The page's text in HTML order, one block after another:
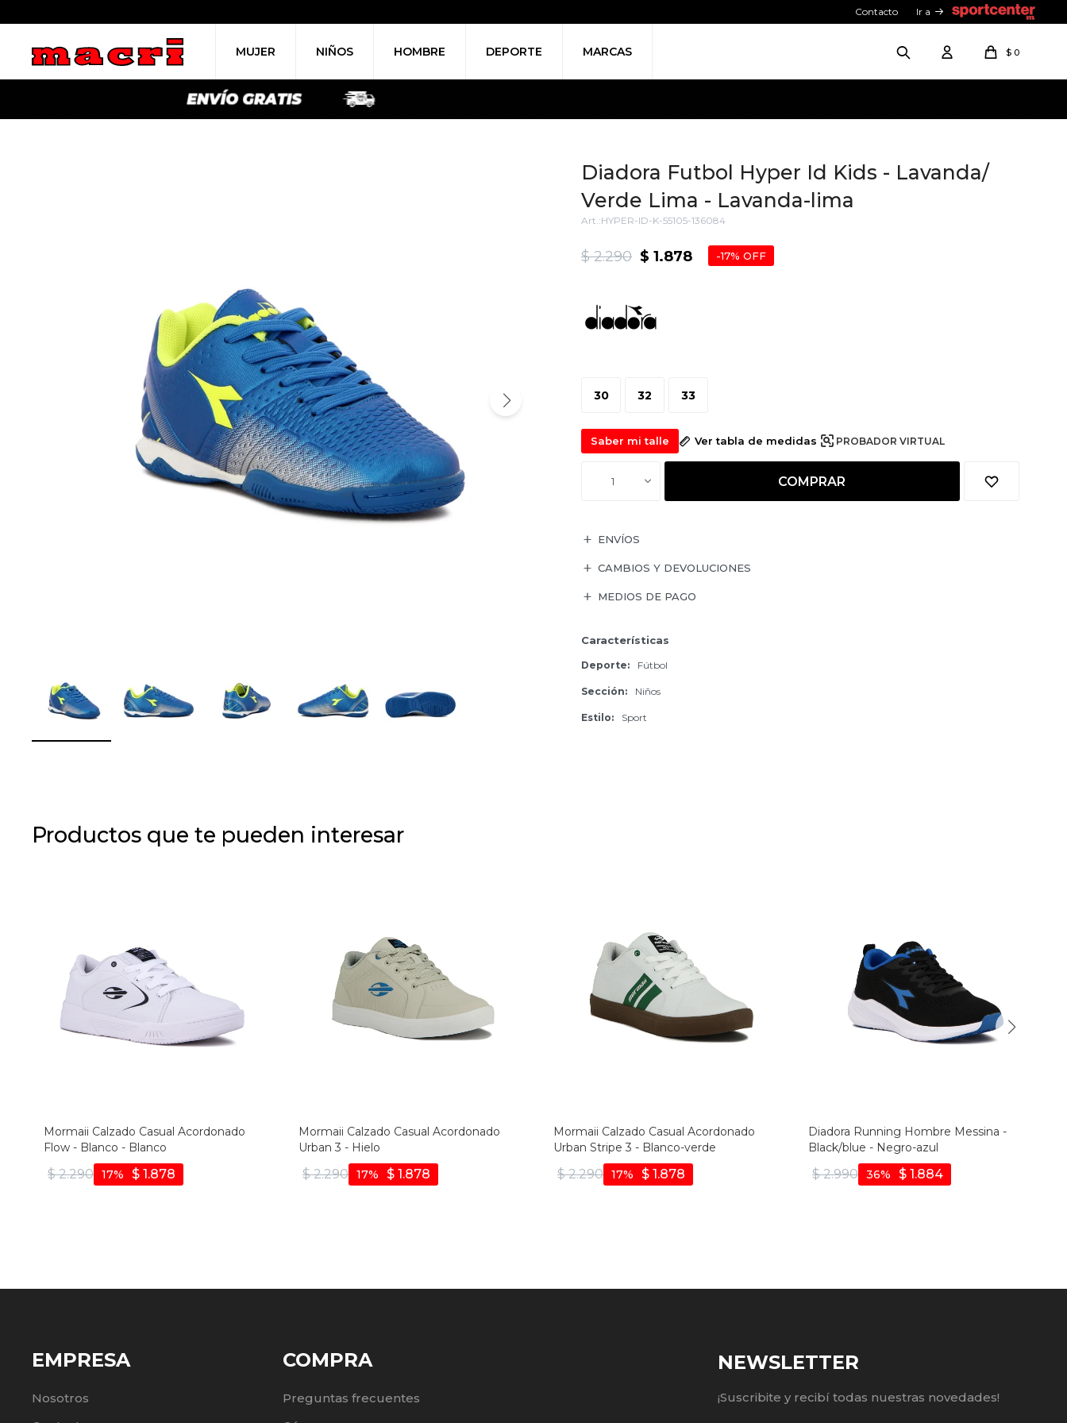
MUJER NIÑOS HOMBRE DEPORTE MARCAS $ 0
Contacto Ir a
Diadora Futbol Hyper Id Kids - Lavanda/
Verde Lima - Lavanda-lima
HYPER-ID-K-55105-136084
$ 1.878
$ 2.290 17
30 32 33
Saber mi talle Ver tabla de medidas PROBADOR VIRTUAL
1 COMPRAR
ENVÍOS
CAMBIOS Y DEVOLUCIONES
MEDIOS DE PAGO
Características
Deporte Fútbol
Sección Niños
Estilo Sport
Productos que te pueden interesar
Mormaii Calzado Casual Acordonado
Flow - Blanco - Blanco
$ 2.290 $ 1.878
17
Mormaii Calzado Casual Acordonado
Urban 3 - Hielo
$ 2.290 $ 1.878
17
Mormaii Calzado Casual Acordonado
Urban Stripe 3 - Blanco-verde
$ 2.290 $ 1.878
17
Diadora Running Hombre Messina -
Black/blue - Negro-azul
$ 2.990 $ 1.884
36
EMPRESA
Nosotros
COMPRA
Preguntas frecuentes
NEWSLETTER
¡Suscribite y recibí todas nuestras novedades!